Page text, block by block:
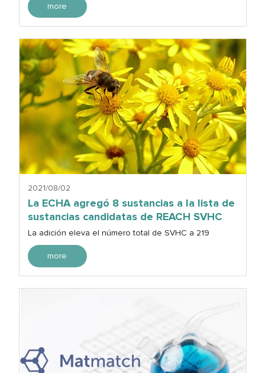
more
2021/08/02
La ECHA agregó 8 sustancias a la lista de
sustancias candidatas de REACH SVHC
La adición eleva el número total de SVHC a 219
more